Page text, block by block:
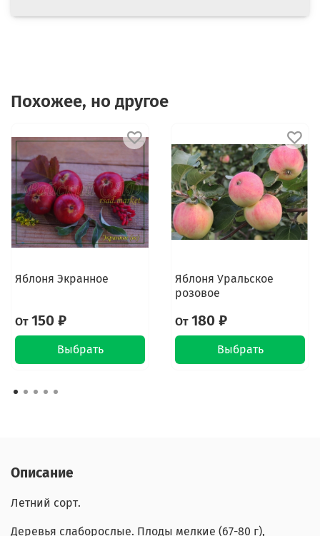
Похожее, но другое
Яблоня Экранное
От150 ₽
Выбрать
Яблоня Уральское
розовое
От180 ₽
Выбрать
Описание
Летний сорт.
Деревья слаборослые. Плоды мелкие (67-80 г),